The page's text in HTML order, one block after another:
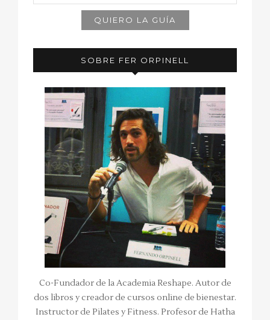
SOBRE FER ORPINELL
Co-Fundador de la Academia Reshape. Autor de
dos libros y creador de cursos online de bienestar.
Instructor de Pilates y Fitness. Profesor de Hatha